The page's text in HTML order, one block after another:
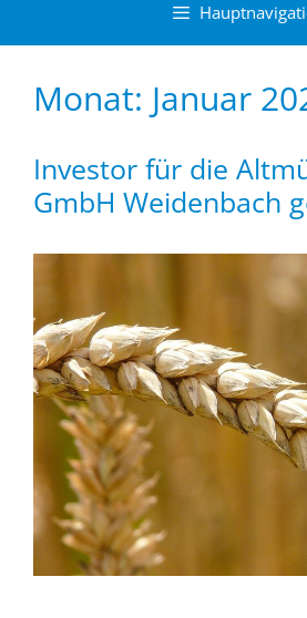
Monat: Januar
Investor für die
GmbH Weidenbach